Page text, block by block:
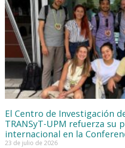
El Centro de Investigación
TRANSyT-UPM refuerza su
internacional en la
23 de julio de 2026